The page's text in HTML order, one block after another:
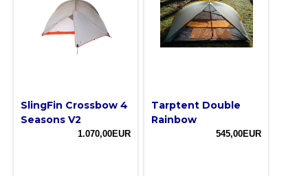
SlingFin Crossbow 4
Seasons V2
1.070,00EUR
Tarptent Double
Rainbow
545,00EUR